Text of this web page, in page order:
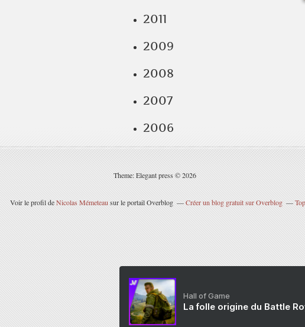
2011
2009
2008
2007
2006
Theme: Elegant press © 2026
Voir le profil deNicolas Mémeteau sur le portail Overblog Créer un blog gratuit sur Overblog
Hall of Game
La folle origine du Battle